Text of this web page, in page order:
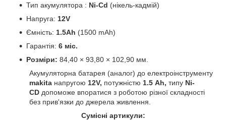
Тип акумулятора : Ni-Cd (нікель-кадмій)
Напруга: 12V
Ємність: 1.5Ah (1500 mAh)
Гарантія: 6 міс.
Розміри: 84,40 × 93,80 × 102,90 мм.
Акумуляторна батарея (аналог) до електроінструменту
makita напругою 12V, потужністю 1.5 Ah, типу Ni-
CD допоможе впоратися з роботою різної складності
без прив'язки до джерела живлення.
Сумісні артикули: